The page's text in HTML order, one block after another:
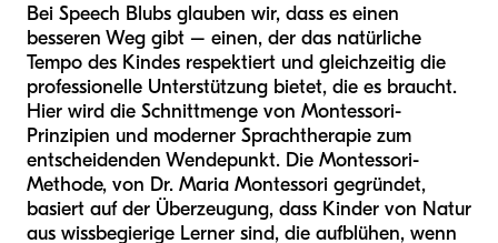
Bei Speech Blubs glauben wir, dass es einen
besseren Weg gibt – einen, der das natürliche
Tempo des Kindes respektiert und gleichzeitig die
professionelle Unterstützung bietet, die es braucht.
Hier wird die Schnittmenge von Montessori-
Prinzipien und moderner Sprachtherapie zum
entscheidenden Wendepunkt. Die Montessori-
Methode, von Dr. Maria Montessori gegründet,
basiert auf der Überzeugung, dass Kinder von Natur
aus wissbegierige Lerner sind, die aufblühen, wenn